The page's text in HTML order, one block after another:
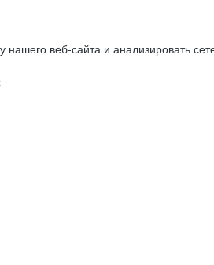
веб-сайта и анализировать